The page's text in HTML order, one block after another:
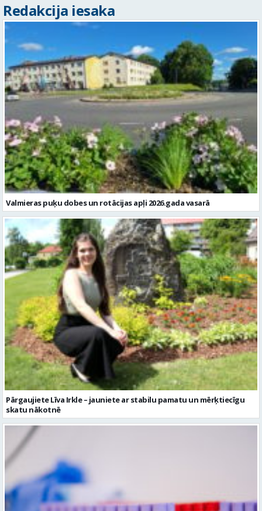
Redakcija iesaka
Valmieras puķu dobes un rotācijas apļi 2026.gada vasarā
Pārgaujiete Līva Irkle – jauniete ar stabilu pamatu un mērķtiecīgu
skatu nākotnē